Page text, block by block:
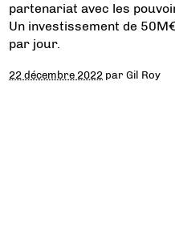
partenariat avec les
Un investissement de
par jour.
22 décembre 2022 parGil Roy